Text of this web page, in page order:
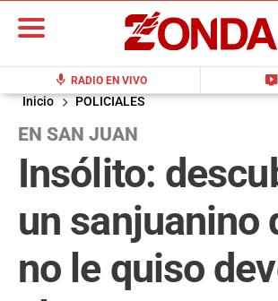
mic RADIO EN VIVO live_tv
Inicio POLICIALES
EN SAN JUAN
Insólito:
un sanjuanino
no le quiso